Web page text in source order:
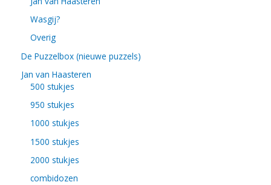
Wasgij?
Overig
De Puzzelbox (nieuwe puzzels)
Jan van Haasteren
500 stukjes
950 stukjes
1000 stukjes
1500 stukjes
2000 stukjes
combidozen